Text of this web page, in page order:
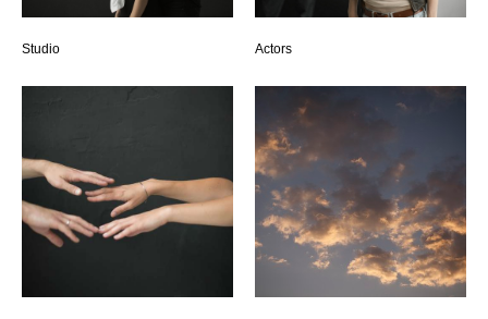
Studio Actors